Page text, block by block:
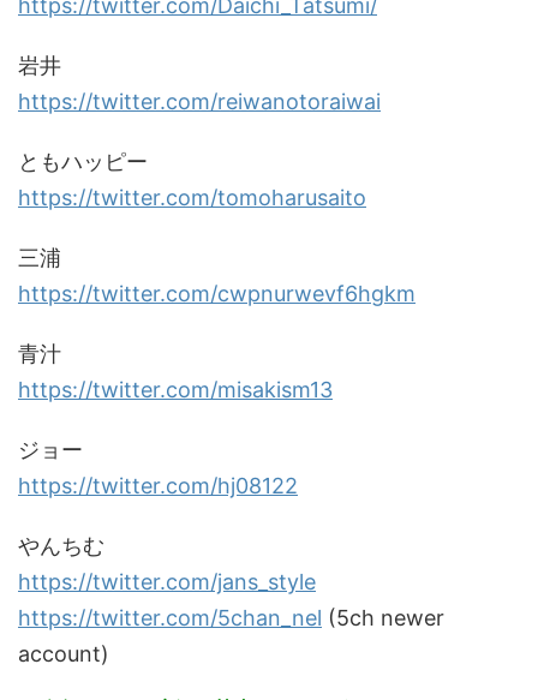
https://twitter.com/Daichi_Tatsumi/
岩井
https://twitter.com/reiwanotoraiwai
ともハッピー
https://twitter.com/tomoharusaito
三浦
https://twitter.com/cwpnurwevf6hgkm
青汁
https://twitter.com/misakism13
ジョー
https://twitter.com/hj08122
やんちむ
https://twitter.com/jans_style
https://twitter.com/5chan_nel (5ch newer
account)